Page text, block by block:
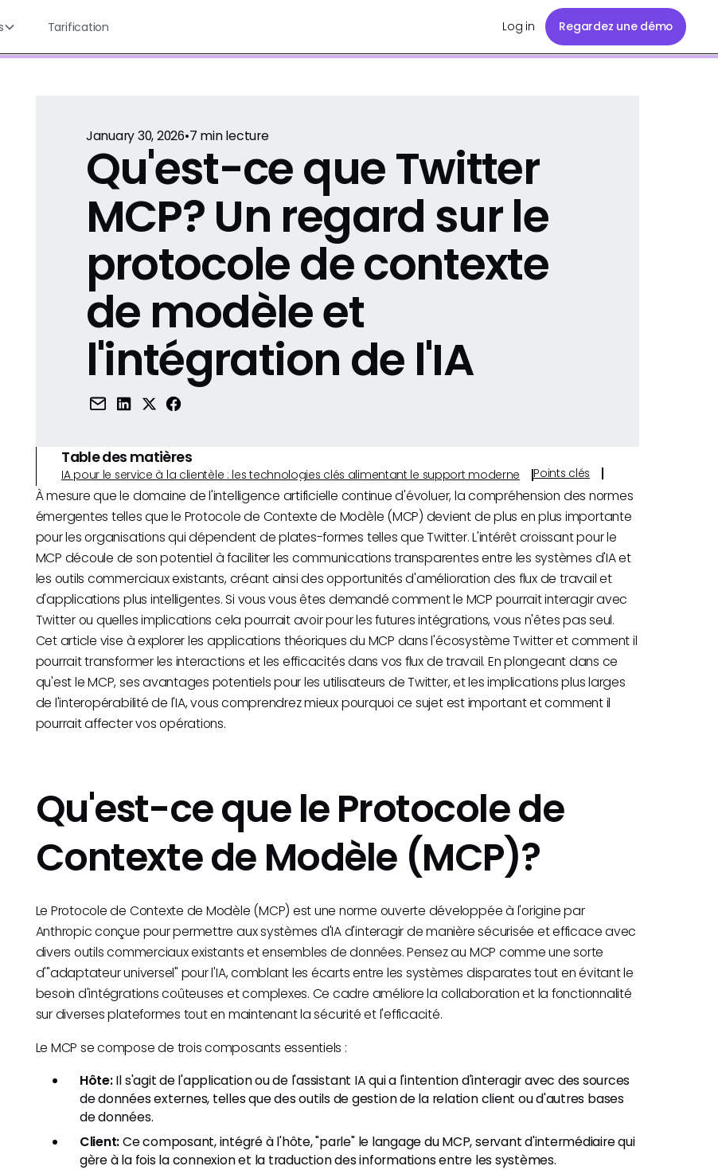
Tarification Log in Regardez une démo
January 30, 2026•7 min lecture
Qu'est-ce que Twitter
MCP? Un regard sur le
protocole de contexte
de modèle et
l'intégration de l'IA
Table des matières
IA pour le service à la clientèle : les technologies clés alimentant le support moderne Points clés
À mesure que le domaine de l'intelligence artificielle continue d'évoluer, la compréhension des normes
émergentes telles que le Protocole de Contexte de Modèle (MCP) devient de plus en plus importante
pour les organisations qui dépendent de plates-formes telles que Twitter. L'intérêt croissant pour le
MCP découle de son potentiel à faciliter les communications transparentes entre les systèmes d'IA et
les outils commerciaux existants, créant ainsi des opportunités d'amélioration des flux de travail et
d'applications plus intelligentes. Si vous vous êtes demandé comment le MCP pourrait interagir avec
Twitter ou quelles implications cela pourrait avoir pour les futures intégrations, vous n'êtes pas seul.
Cet article vise à explorer les applications théoriques du MCP dans l'écosystème Twitter et comment il
pourrait transformer les interactions et les efficacités dans vos flux de travail. En plongeant dans ce
qu'est le MCP, ses avantages potentiels pour les utilisateurs de Twitter, et les implications plus larges
de l'interopérabilité de l'IA, vous comprendrez mieux pourquoi ce sujet est important et comment il
pourrait affecter vos opérations.
Qu'est-ce que le Protocole de
Contexte de Modèle (MCP)?
Le Protocole de Contexte de Modèle (MCP) est une norme ouverte développée à l'origine par
Anthropic conçue pour permettre aux systèmes d'IA d'interagir de manière sécurisée et efficace avec
divers outils commerciaux existants et ensembles de données. Pensez au MCP comme une sorte
d'"adaptateur universel" pour l'IA, comblant les écarts entre les systèmes disparates tout en évitant le
besoin d'intégrations coûteuses et complexes. Ce cadre améliore la collaboration et la fonctionnalité
sur diverses plateformes tout en maintenant la sécurité et l'efficacité.
Le MCP se compose de trois composants essentiels :
Hôte:Il s'agit de l'application ou de l'assistant IA qui a l'intention d'interagir avec des sources
de données externes, telles que des outils de gestion de la relation client ou d'autres bases
de données.
Client:Ce composant, intégré à l'hôte, "parle" le langage du MCP, servant d'intermédiaire qui
gère à la fois la connexion et la traduction des informations entre les systèmes.